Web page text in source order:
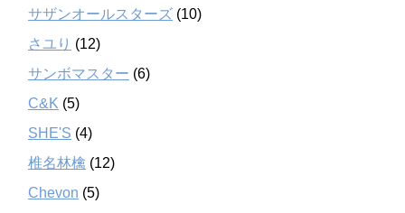
サザンオールスターズ (10)
さユり (12)
サンボマスター (6)
C&K (5)
SHE'S (4)
椎名林檎 (12)
Chevon (5)